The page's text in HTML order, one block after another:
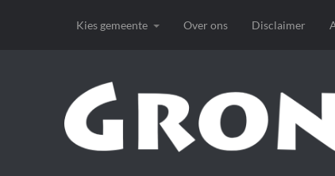
Kies gemeente Over ons Disclaimer